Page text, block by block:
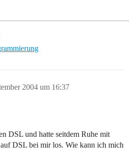
2004 um 16:37
DSL und hatte seitdem Ruhe mit
auf DSL bei mir los. Wie kann ich mich